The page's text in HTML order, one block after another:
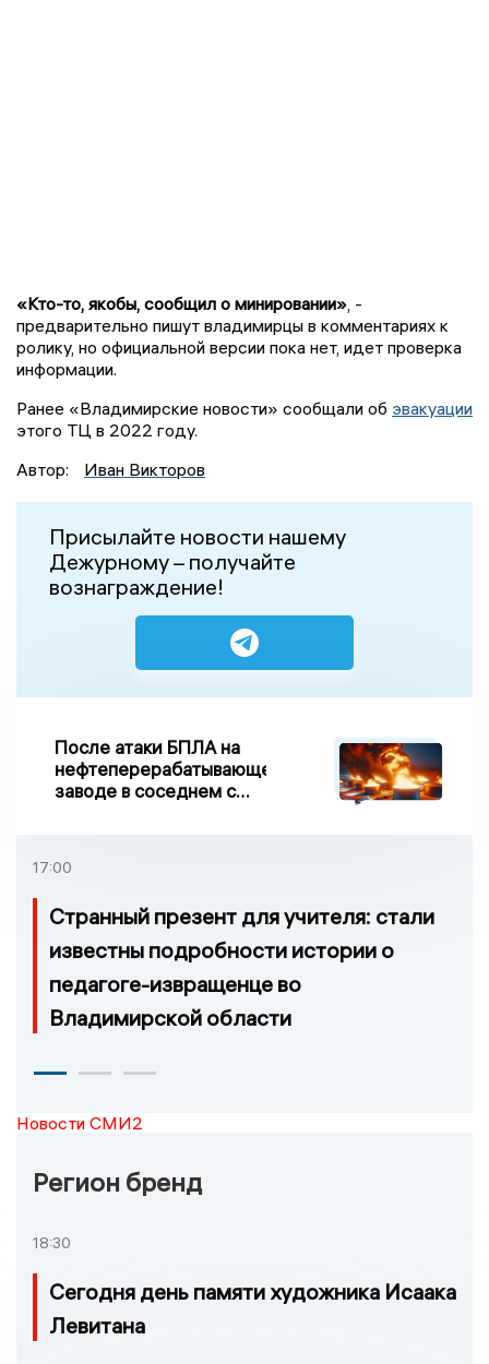
«Кто-то, якобы, сообщил о минировании» , -
предварительно пишут владимирцы в комментариях к
ролику, но официальной версии пока нет, идет проверка
информации.
Ранее «Владимирские новости» сообщали об эвакуации
этого ТЦ в 2022 году.
Автор:
Иван Викторов
Присылайте новости нашему
Дежурному – получайте
вознаграждение!
После атаки БПЛА на
нефтеперерабатывающем
заводе в соседнем с
17:00
Странный презент для учителя: стали
известны подробности истории о
педагоге-извращенце во
Владимирской области
Новости СМИ2
Регион бренд
18:30
Сегодня день памяти художника Исаака
Левитана